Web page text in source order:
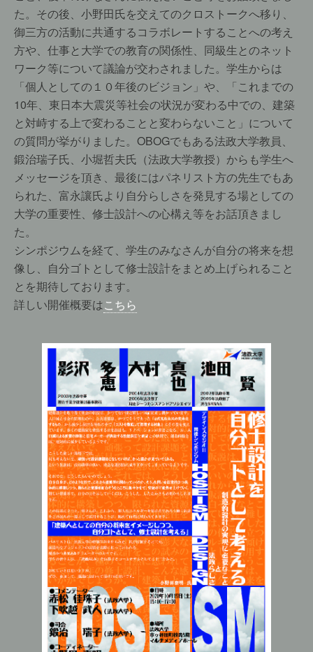
た。その後、小野田氏を交えてのクロストークへ移り、
御三方の活動に共通するコラボレートすることへの考え
方や、仕事と大学での教育の関係性、同級生とのネット
ワーク等について議論が交わされました。学生からは
「個人としての１０年後のビジョン」や、「これまでの
10年、東日本大震災等社会の状況が変わる中での、建築
と対峙する上で変わることと変わらないこと」について
の質問が挙がりました。OBOGでもある法政大学教員、
鍛治瑞子氏、小堀哲夫氏（法政大学教授）からも学生へ
メッセージを頂き、最後にはパネリスト方の先生でもあ
られた、富永讓氏より自分らしさを発見する場としての
大学の重要性、修士設計への心構え等をお話頂きまし
た。
シンポジウムを経て、学生のみなさんが自分の将来を想
像し、自分ゴトとして修士設計をまとめ上げられること
とを期待しております。
詳しい開催概要はこちら